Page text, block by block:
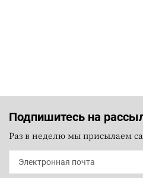
Подпишитесь на
Раз в неделю мы присылаем